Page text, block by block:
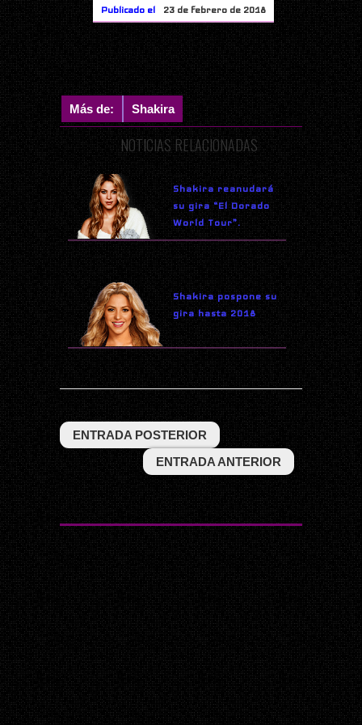
Publicado el 23 de febrero de 2018
Más de: Shakira
NOTICIAS RELACIONADAS
Shakira reanudará
su gira “El Dorado
World Tour”.
Shakira pospone su
gira hasta 2018
ENTRADA POSTERIOR
ENTRADA ANTERIOR